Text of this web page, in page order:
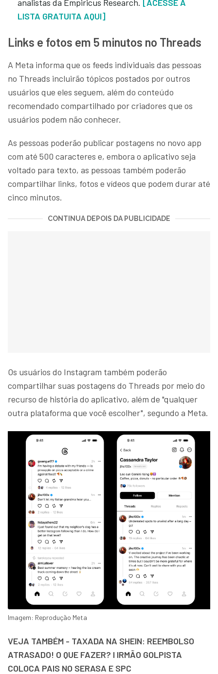
analistas da Empiricus Research.
[ACESSE A
LISTA GRATUITA AQUI]
Links e fotos em 5 minutos no Threads
A Meta informa que os feeds individuais das pessoas
no Threads incluirão tópicos postados por outros
usuários que eles seguem, além do conteúdo
recomendado compartilhado por criadores que os
usuários podem não conhecer.
As pessoas poderão publicar postagens no novo app
com até 500 caracteres e, embora o aplicativo seja
voltado para texto, as pessoas também poderão
compartilhar links, fotos e vídeos que podem durar até
cinco minutos.
CONTINUA DEPOIS DA PUBLICIDADE
Os usuários do Instagram também poderão
compartilhar suas postagens do Threads por meio do
recurso de história do aplicativo, além de "qualquer
outra plataforma que você escolher", segundo a Meta.
Imagem: Reprodução Meta
VEJA TAMBÉM - TAXADA NA SHEIN: REEMBOLSO
ATRASADO! O QUE FAZER? I IRMÃO GOLPISTA
COLOCA PAIS NO SERASA E SPC